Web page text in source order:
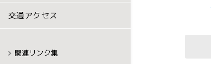
交通アクセス
関連リンク集